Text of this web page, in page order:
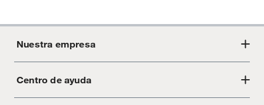
Nuestra empresa
Acerca de Crate
Centro de ayuda